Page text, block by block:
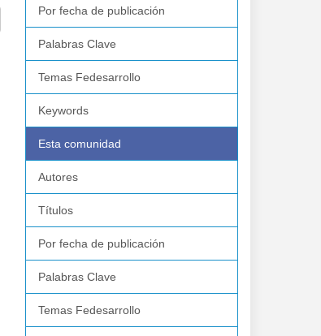
Por fecha de publicación
Palabras Clave
Temas Fedesarrollo
Keywords
Esta comunidad
Autores
Títulos
Por fecha de publicación
Palabras Clave
Temas Fedesarrollo